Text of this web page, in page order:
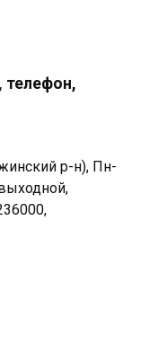
телефон,
р-н), Пн-